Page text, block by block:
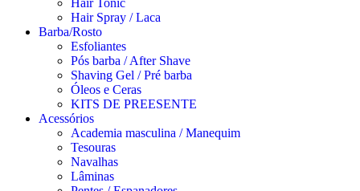
Hair Tonic
Hair Spray / Laca
Barba/Rosto
Esfoliantes
Pós barba / After Shave
Shaving Gel / Pré barba
Óleos e Ceras
KITS DE PREESENTE
Acessórios
Academia masculina / Manequim
Tesouras
Navalhas
Lâminas